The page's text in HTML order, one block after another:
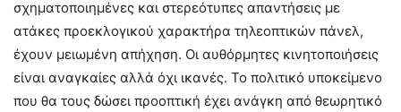
σχηματοποιημένες και στερεότυπες απαντήσεις με
ατάκες προεκλογικού χαρακτήρα τηλεοπτικών πάνελ,
έχουν μειωμένη απήχηση. Οι αυθόρμητες κινητοποιήσεις
είναι αναγκαίες αλλά όχι ικανές. Το πολιτικό υποκείμενο
που θα τους δώσει προοπτική έχει ανάγκη από θεωρητικό